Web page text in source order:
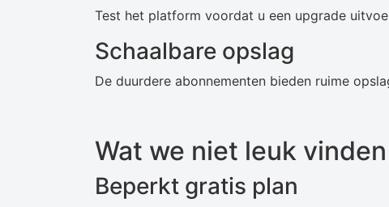
Test het platform voordat u een upgrade
Schaalbare opslag
De duurdere abonnementen bieden ruime
Wat we niet leuk
Beperkt gratis plan